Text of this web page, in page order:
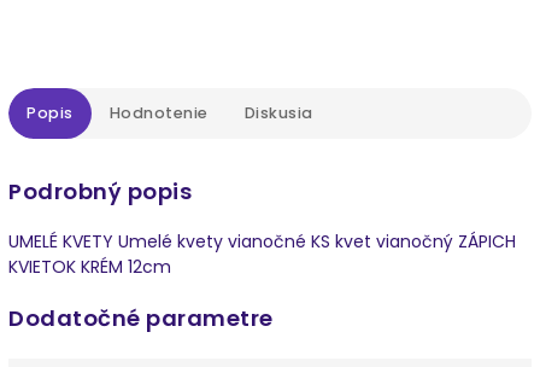
Popis Hodnotenie Diskusia
Podrobný popis
UMELÉ KVETY Umelé kvety vianočné KS kvet vianočný ZÁPICH
KVIETOK KRÉM 12cm
Dodatočné parametre